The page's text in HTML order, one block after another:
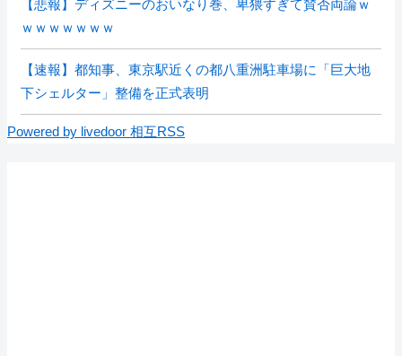
【悲報】ディズニーのおいなり巻、卑猥すぎて賛否両論ｗ
ｗｗｗｗｗｗｗ
【速報】都知事、東京駅近くの都八重洲駐車場に「巨大地
下シェルター」整備を正式表明
Powered by livedoor 相互RSS